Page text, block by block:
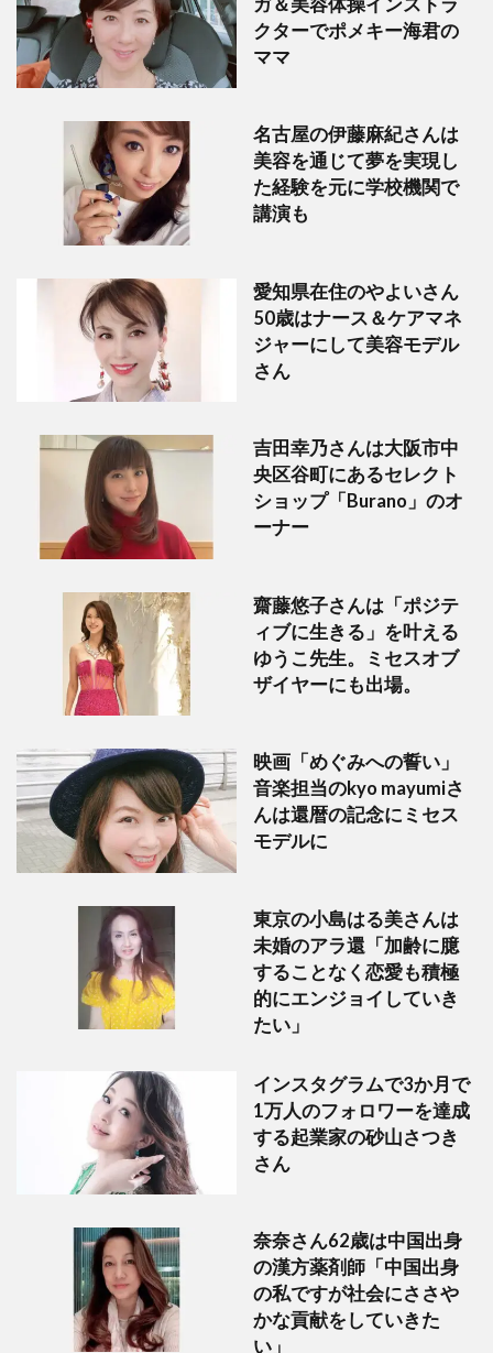
クターでポメキー海君の
ママ
名古屋の伊藤麻紀さんは
美容を通じて夢を実現し
た経験を元に学校機関で
講演も
愛知県在住のやよいさん
50歳はナース＆ケアマネ
ジャーにして美容モデル
さん
吉田幸乃さんは大阪市中
央区谷町にあるセレクト
ショップ「Burano」のオ
ーナー
齋藤悠子さんは「ポジテ
ィブに生きる」を叶える
ゆうこ先生。ミセスオブ
ザイヤーにも出場。
映画「めぐみへの誓い」
音楽担当のkyo mayumiさ
んは還暦の記念にミセス
モデルに
東京の小島はる美さんは
未婚のアラ還「加齢に臆
することなく恋愛も積極
的にエンジョイしていき
たい」
インスタグラムで3か月で
1万人のフォロワーを達成
する起業家の砂山さつき
さん
奈奈さん62歳は中国出身
の漢方薬剤師「中国出身
の私ですが社会にささや
かな貢献をしていきた
い」